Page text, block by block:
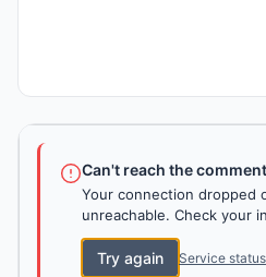
Can't reach the
Your connection dropped
unreachable. Check your
Try again Service status